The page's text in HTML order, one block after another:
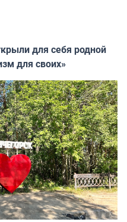
для себя родной
для своих»